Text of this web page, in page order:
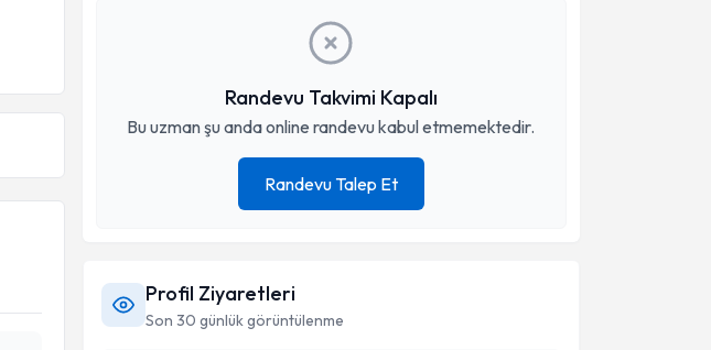
Randevu Takvimi Kapalı
Bu uzman şu anda online randevu kabul etmemektedir.
Randevu Talep Et
Profil Ziyaretleri
Son 30 günlük görüntülenme